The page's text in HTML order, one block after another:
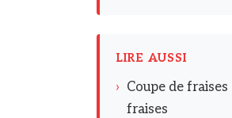
LIRE AUSSI
› Coupe de
fraises